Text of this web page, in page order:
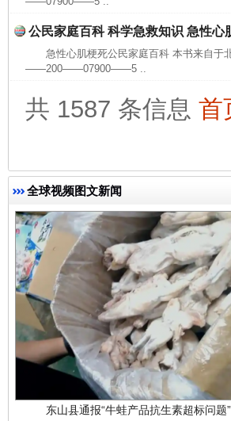
公民家庭百科 科学急救知识 急性心
急性心肌梗死公民家庭百科 本书来自
——200——07900——5 ..
共 1587 条信息 首
全球视频图文新闻
东山县通报“牛蛙产品抗生素超标问题”